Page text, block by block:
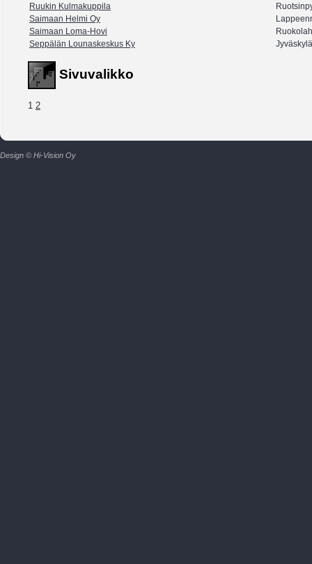
Ruukin Kulmakuppila
Saimaan Helmi Oy
Saimaan Loma-Hovi
Seppälän Lounaskeskus Ky
Jyväskylä
Sivuvalikko
1 2
Design © Hi-Vision Oy